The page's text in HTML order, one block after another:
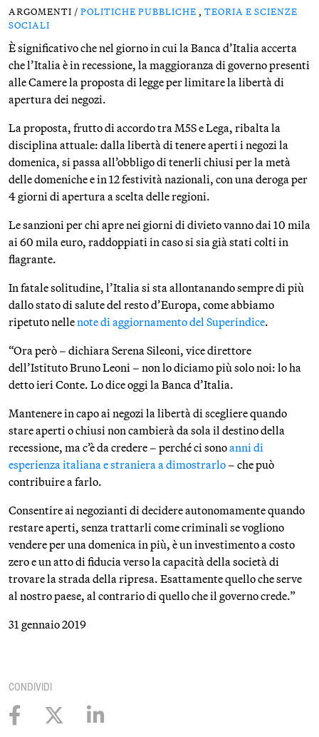
ARGOMENTI / POLITICHE PUBBLICHE , TEORIA E SCIENZE
SOCIALI
È significativo che nel giorno in cui la Banca d’Italia accerta
che l’Italia è in recessione, la maggioranza di governo presenti
alle Camere la proposta di legge per limitare la libertà di
apertura dei negozi.
La proposta, frutto di accordo tra M5S e Lega, ribalta la
disciplina attuale: dalla libertà di tenere aperti i negozi la
domenica, si passa all’obbligo di tenerli chiusi per la metà
delle domeniche e in 12 festività nazionali, con una deroga per
4 giorni di apertura a scelta delle regioni.
Le sanzioni per chi apre nei giorni di divieto vanno dai 10 mila
ai 60 mila euro, raddoppiati in caso si sia già stati colti in
flagrante.
In fatale solitudine, l’Italia si sta allontanando sempre di più
dallo stato di salute del resto d’Europa, come abbiamo
ripetuto nellenote di aggiornamento del Superindice.
“Ora però – dichiara Serena Sileoni, vice direttore
dell’Istituto Bruno Leoni – non lo diciamo più solo noi: lo ha
detto ieri Conte. Lo dice oggi la Banca d’Italia.
Mantenere in capo ai negozi la libertà di scegliere quando
stare aperti o chiusi non cambierà da sola il destino della
recessione, ma c’è da credere – perché ci sonoanni di
esperienza italiana e straniera a dimostrarlo – che può
contribuire a farlo.
Consentire ai negozianti di decidere autonomamente quando
restare aperti, senza trattarli come criminali se vogliono
vendere per una domenica in più, è un investimento a costo
zero e un atto di fiducia verso la capacità della società di
trovare la strada della ripresa. Esattamente quello che serve
al nostro paese, al contrario di quello che il governo crede.”
31 gennaio 2019
CONDIVIDI